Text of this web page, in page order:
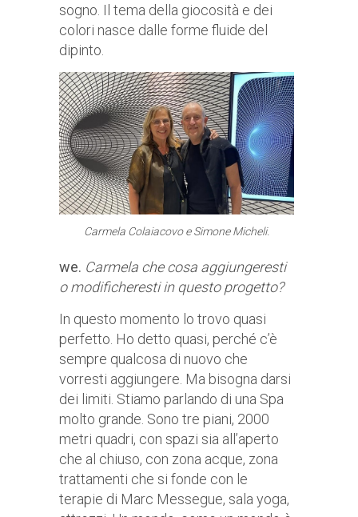
sogno. Il tema della giocosità e dei
colori nasce dalle forme fluide del
dipinto.
Carmela Colaiacovo e Simone Micheli.
we. Carmela che cosa aggiungeresti
o modificheresti in questo progetto?
In questo momento lo trovo quasi
perfetto. Ho detto quasi, perché c’è
sempre qualcosa di nuovo che
vorresti aggiungere. Ma bisogna darsi
dei limiti. Stiamo parlando di una Spa
molto grande. Sono tre piani, 2000
metri quadri, con spazi sia all’aperto
che al chiuso, con zona acque, zona
trattamenti che si fonde con le
terapie di Marc Messegue, sala yoga,